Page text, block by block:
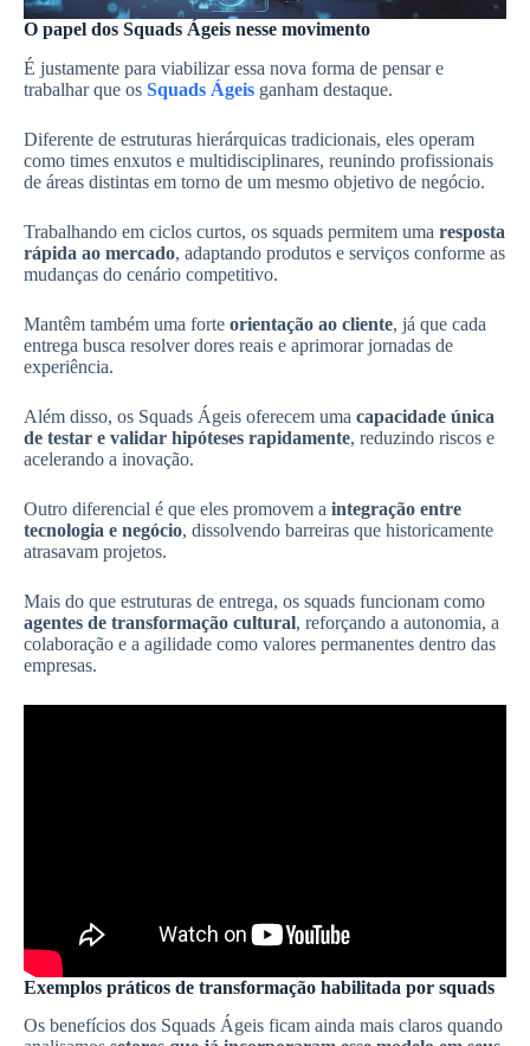
O papel dos Squads Ágeis nesse movimento
É justamente para viabilizar essa nova forma de pensar e
trabalhar que os Squads Ágeis ganham destaque.
Diferente de estruturas hierárquicas tradicionais, eles operam
como times enxutos e multidisciplinares, reunindo profissionais
de áreas distintas em torno de um mesmo objetivo de negócio.
Trabalhando em ciclos curtos, os squads permitem uma resposta
rápida ao mercado, adaptando produtos e serviços conforme as
mudanças do cenário competitivo.
Mantêm também uma forte orientação ao cliente, já que cada
entrega busca resolver dores reais e aprimorar jornadas de
experiência.
Além disso, os Squads Ágeis oferecem uma capacidade única
de testar e validar hipóteses rapidamente, reduzindo riscos e
acelerando a inovação.
Outro diferencial é que eles promovem a integração entre
tecnologia e negócio, dissolvendo barreiras que historicamente
atrasavam projetos.
Mais do que estruturas de entrega, os squads funcionam como
agentes de transformação cultural, reforçando a autonomia, a
colaboração e a agilidade como valores permanentes dentro das
empresas.
Exemplos práticos de transformação habilitada por squads
Os benefícios dos Squads Ágeis ficam ainda mais claros quando